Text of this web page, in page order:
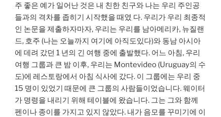
주 좋은 예가 일어난 것은 내 친한 친구와 나는 우리 주인공
들과의 격차를 좁히기 시작했을 때였 다. 우리가 우리 최종적
인 논문을 제출하자마자, 우리는 우리를 남아메리카, 뉴질랜
드, 호주 (나는 오늘까지 여기에 아직도있다)와 동남 아시아
에 데려 갔던 1 년의 긴 여행 중에 출발했다. 어느 아침, 우리
여행 그룹과 큰 밤 이후, 우리는 Montevideo (Uruguay의 수
도)에 레스토랑에서 아침 식사에 갔다. 이 그룹에는 우리 중
15 명이 있었기 때문에 큰 그룹의 사람들이었습니다. 웨이터
가 명령을 내리기 위해 테이블에 왔습니다. 그는 그와 함께
펜이나 종이를 가지고 있지 않았다. 내가 음모를 꾸미기에 이